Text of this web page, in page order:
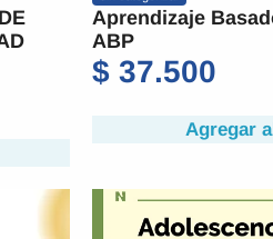
Aprendizaje
ABP
$ 37.500
Agregar